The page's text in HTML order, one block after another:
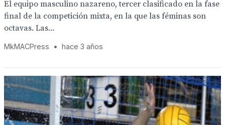
El equipo masculino nazareno, tercer clasificado en la fase
final de la competición mixta, en la que las féminas son
octavas. Las...
MkMACPress • hace 3 años